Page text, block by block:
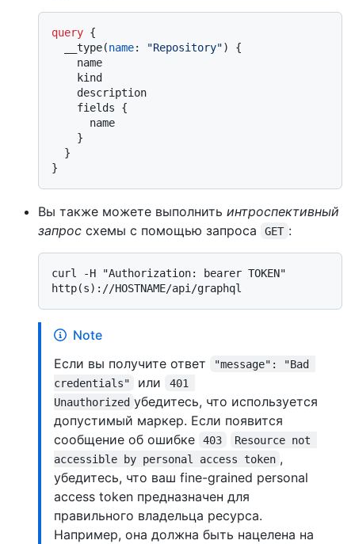
query {
  __type
(name: "Repository")
{
    fields
{
}
}
}
Вы также можете выполнить интроспективный
запрос схемы с помощью запроса GET :
curl -H "Authorization: bearer TOKEN"
Note
Если вы получите ответ
"message": "Bad
credentials"
или
401
Unauthorized убедитесь, что используется
допустимый маркер. Если появится
сообщение об ошибке
403
Resource not
accessible by personal access token ,
убедитесь, что ваш fine-grained personal
access token предназначен для
правильного владельца ресурса.
Например, она должна быть нацелена на